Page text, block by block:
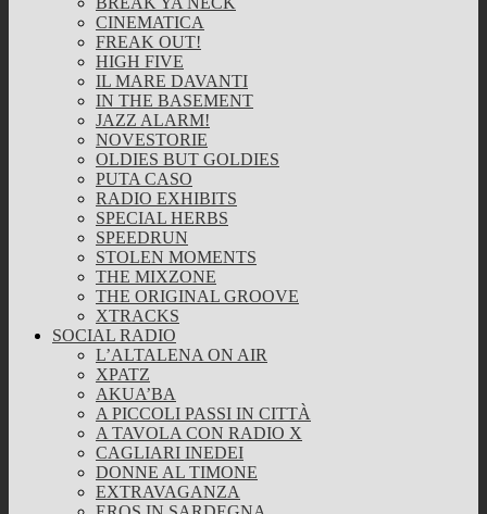
CINEMATICA
FREAK OUT!
HIGH FIVE
IL MARE DAVANTI
IN THE BASEMENT
JAZZ ALARM!
NOVESTORIE
OLDIES BUT GOLDIES
PUTA CASO
RADIO EXHIBITS
SPECIAL HERBS
SPEEDRUN
STOLEN MOMENTS
THE MIXZONE
THE ORIGINAL GROOVE
XTRACKS
SOCIAL RADIO
L’ALTALENA ON AIR
XPATZ
AKUA’BA
A PICCOLI PASSI IN CITTÀ
A TAVOLA CON RADIO X
CAGLIARI INEDEI
DONNE AL TIMONE
EXTRAVAGANZA